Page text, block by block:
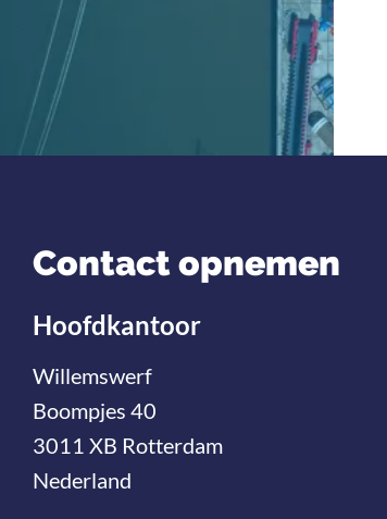
Contact opnemen
Hoofdkantoor
Willemswerf
Boompjes 40
3011 XB Rotterdam
Nederland